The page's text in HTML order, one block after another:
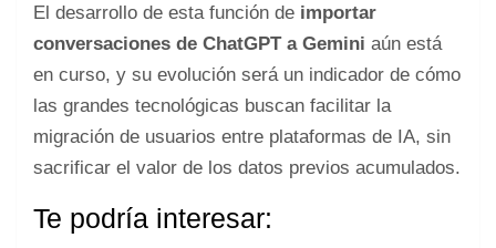
El desarrollo de esta función de importar
conversaciones de ChatGPT a Gemini aún está
en curso, y su evolución será un indicador de cómo
las grandes tecnológicas buscan facilitar la
migración de usuarios entre plataformas de IA, sin
sacrificar el valor de los datos previos acumulados.
Te podría interesar: